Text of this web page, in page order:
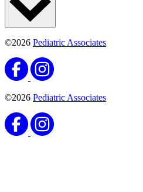
©2026 Pediatric Associates
©2026 Pediatric Associates